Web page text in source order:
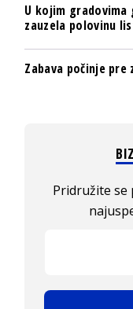
U kojim gradovima
zauzela polovinu
Zabava počinje pre
Pridružite se